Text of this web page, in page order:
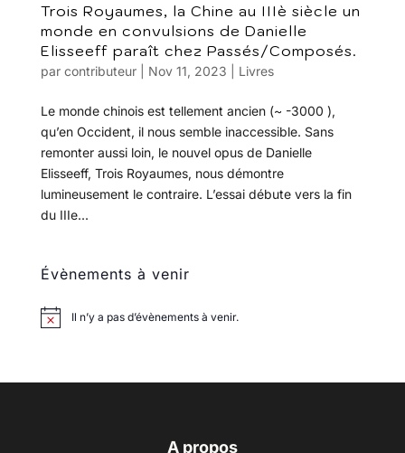
Trois Royaumes, la Chine au IIIè siècle un
monde en convulsions de Danielle
Elisseeff paraît chez Passés/Composés.
par contributeur| Nov 11, 2023 Livres
Le monde chinois est tellement ancien (~ -3000 ),
qu’en Occident, il nous semble inaccessible. Sans
remonter aussi loin, le nouvel opus de Danielle
Elisseeff, Trois Royaumes, nous démontre
lumineusement le contraire. L’essai débute vers la fin
du IIIe...
Évènements à venir
Il n’y a pas d’évènements à venir.
A propos